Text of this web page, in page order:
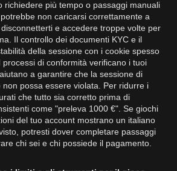
richiedere più tempo o passaggi manuali
non caricarsi correttamente a
e accedere troppe volte per
Il controllo dei documenti KYC e il
della sessione con i cookie spesso
di conformità verificano i tuoi
a garantire che la sessione di
possa essere violata. Per ridurre i
che tutto sia corretto prima di
come "preleva 1000 €". Se giochi
del tuo account mostrano un italiano
potresti dover completare passaggi
chi sei e chi possiede il pagamento.